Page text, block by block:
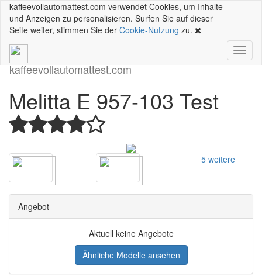
kaffeevollautomattest.com verwendet Cookies, um Inhalte
und Anzeigen zu personalisieren. Surfen Sie auf dieser
Seite weiter, stimmen Sie der Cookie-Nutzung zu.
kaffeevollautomattest.com
Melitta E 957-103 Test
5 weitere
Angebot
Aktuell keine Angebote
Ähnliche Modelle ansehen